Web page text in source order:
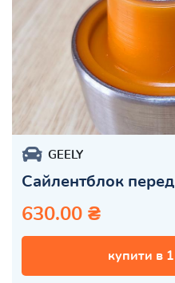
GEELY
Сайлентблок
630.00 ₴
купити в 1